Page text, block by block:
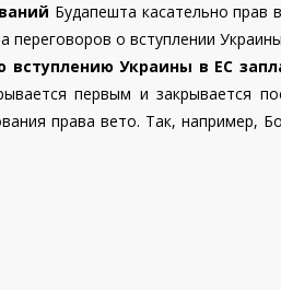
Будапешта касательно прав
переговоров о вступлении
вступлению Украины в ЕС
первым и закрывается
права вето. Так, например,